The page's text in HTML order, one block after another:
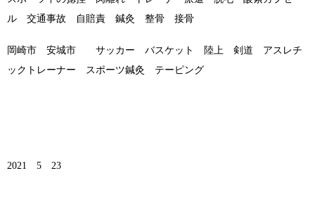
ル 交通事故 自賠責 鍼灸 整骨 接骨
岡崎市 安城市 サッカー バスケット 陸上 剣道 アスレチ
ックトレーナー スポーツ鍼灸 テーピング
2021 5 23